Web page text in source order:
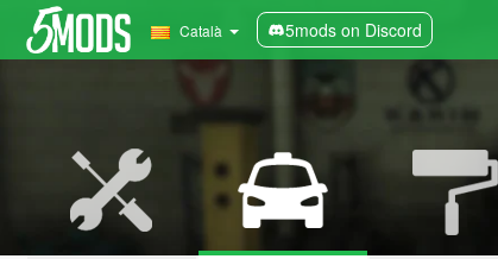
Català 5mods on Discord